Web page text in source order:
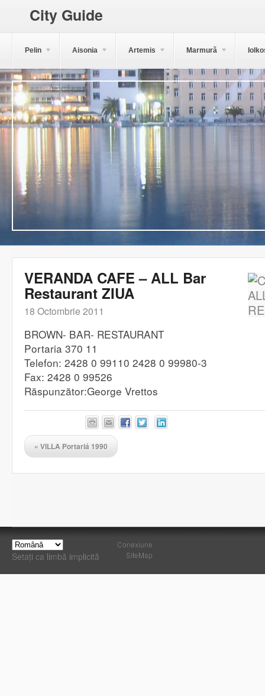
City Guide
Pelin Aisonia Artemis Marmură
VERANDA CAFE – ALL Bar
Restaurant ZIUA
18 Octombrie 2011
BROWN- BAR- RESTAURANT
Portaria 370 11
Telefon: 2428 0 99110 2428 0 99980-3
Fax: 2428 0 99526
Răspunzător:George Vrettos
« VILLA Portariá 1990
Setați ca limbă implicită
Conexiune
SiteMap